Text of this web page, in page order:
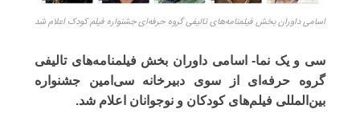
اسامی داوران بخش فیلمنامه‌های تالیفی گروه حرفه‌ای جشنواره فیلم کودک اعلام شد
سی و یک نما- اسامی داوران بخش فیلمنامه‌های تالیفی
گروه حرفه‌ای از سوی دبیرخانه سی‌امین جشنواره
بین‌المللی فیلم‌های کودکان و نوجوانان اعلام شد.